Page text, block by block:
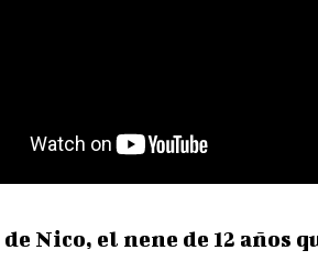
Nico, el nene de 12 años